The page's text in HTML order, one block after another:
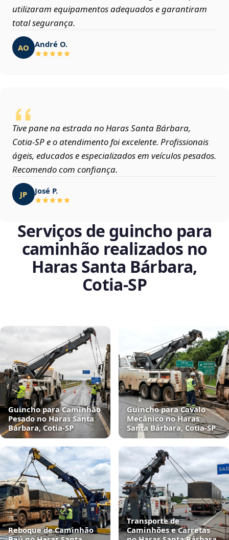
utilizaram equipamentos adequados e garantiram
total segurança.
AO André O.
Tive pane na estrada no Haras Santa Bárbara,
Cotia‑SP e o atendimento foi excelente. Profissionais
ágeis, educados e especializados em veículos pesados.
Recomendo com confiança.
JP José P.
Serviços de guincho para
caminhão realizados no
Haras Santa Bárbara,
Cotia‑SP
Guincho para Caminhão
Pesado no Haras Santa
Bárbara, Cotia‑SP
Guincho para Cavalo
Mecânico no Haras
Santa Bárbara, Cotia‑SP
Reboque de Caminhão
Transporte de
Caminhões e Carretas